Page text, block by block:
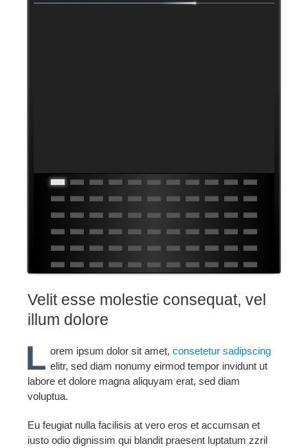
Velit esse molestie consequat, vel
illum dolore
L orem ipsum dolor sit amet,consetetur sadipscing
elitr, sed diam nonumy eirmod tempor invidunt ut
labore et dolore magna aliquyam erat, sed diam
voluptua.
Eu feugiat nulla facilisis at vero eros et accumsan et
iusto odio dignissim qui blandit praesent luptatum zzril